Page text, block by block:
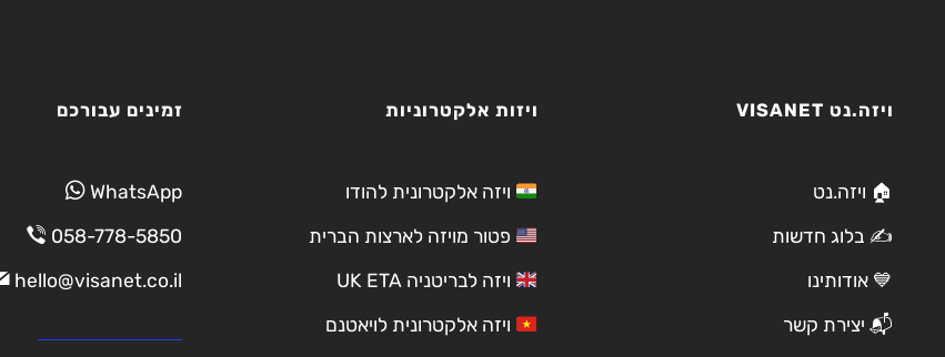
ויזה.נט VISANET
🏠 ויזה.נט
✍️ בלוג חדשות
💙 אודותינו
📬 יצירת קשר
ויזות אלקטרוניות
ויזה אלקטרונית להודו
פטור מויזה לארצות הברית
ויזה לבריטניה UK ETA
ויזה אלקטרונית לויאטנם
זמינים עבורכם
WhatsApp
058-778-5850
hello@visanet.co.il